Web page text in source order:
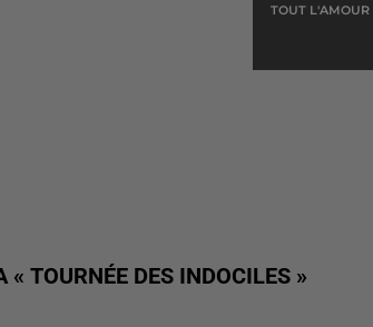
TOUT L'AMOUR
« TOURNÉE DES INDOCILES »